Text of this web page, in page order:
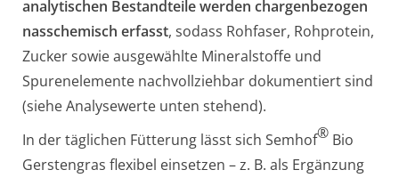
analytischen Bestandteile werden chargenbezogen
nasschemisch erfasst, sodass Rohfaser, Rohprotein,
Zucker sowie ausgewählte Mineralstoffe und
Spurenelemente nachvollziehbar dokumentiert sind
(siehe Analysewerte unten stehend).
In der täglichen Fütterung lässt sich Semhof® Bio
Gerstengras flexibel einsetzen – z. B. als Ergänzung